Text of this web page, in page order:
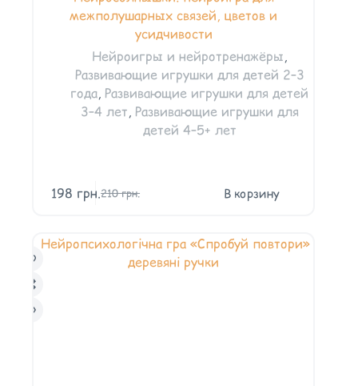
межполушарных связей, цветов и
усидчивости
Нейроигры и нейротренажёры,
Развивающие игрушки для детей 2–3
года, Развивающие игрушки для детей
3–4 лет, Развивающие игрушки для
детей 4–5+ лет
210грн.
198 грн. В корзину